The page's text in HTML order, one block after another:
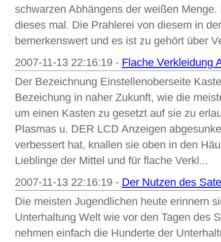
schwarzen Abhängens der weißen
dieses mal. Die Prahlerei von diesem in
bemerkenswert und es ist zu gehört über
2007-11-13 22:16:19 - Flache Verkleidung
Der Bezeichnung Einstellenoberseite
Bezeichung in naher Zukunft, wie die
um einen Kasten zu gesetzt auf sie zu
Plasmas u. DER LCD Anzeigen
verbessert hat, knallen sie oben in den
Lieblinge der Mittel und für flache Verkl...
2007-11-13 22:16:19 - Der Nutzen des
Die meisten Jugendlichen heute erinnern
Unterhaltung Welt wie vor den Tagen des
nehmen einfach die Hunderte der